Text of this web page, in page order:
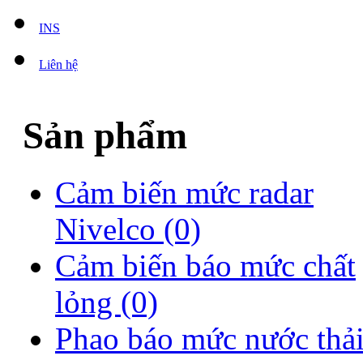
INS
Liên hệ
Sản phẩm
Cảm biến mức radar
Nivelco (0)
Cảm biến báo mức chất
lỏng (0)
Phao báo mức nước